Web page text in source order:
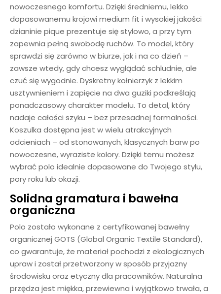
nowoczesnego komfortu. Dzięki średniemu, lekko
dopasowanemu krojowi medium fit i wysokiej jakości
dzianinie pique prezentuje się stylowo, a przy tym
zapewnia pełną swobodę ruchów. To model, który
sprawdzi się zarówno w biurze, jak i na co dzień –
zawsze wtedy, gdy chcesz wyglądać schludnie, ale
czuć się wygodnie. Dyskretny kołnierzyk z lekkim
usztywnieniem i zapięcie na dwa guziki podkreślają
ponadczasowy charakter modelu. To detal, który
nadaje całości szyku – bez przesadnej formalności.
Koszulka dostępna jest w wielu atrakcyjnych
odcieniach – od stonowanych, klasycznych barw po
nowoczesne, wyraziste kolory. Dzięki temu możesz
wybrać polo idealnie dopasowane do Twojego stylu,
pory roku lub okazji.
Solidna gramatura i bawełna
organiczna
Polo zostało wykonane z certyfikowanej bawełny
organicznej GOTS (Global Organic Textile Standard),
co gwarantuje, że materiał pochodzi z ekologicznych
upraw i został przetworzony w sposób przyjazny
środowisku oraz etyczny dla pracowników. Naturalna
przędza jest miękka, przewiewna i wyjątkowo trwała, a